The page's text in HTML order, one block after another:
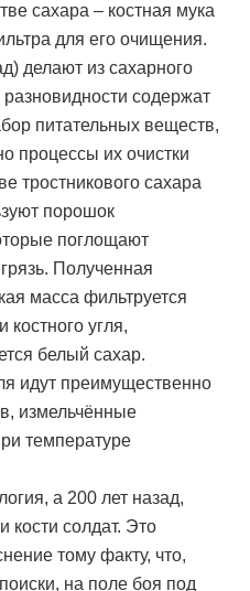
сахара – костная мука
для его очищения.
делают из сахарного
содержат
питательных веществ,
процессы их очистки
тростникового сахара
порошок
поглощают
Полученная
масса фильтруется
угля,
белый сахар.
идут преимущественно
измельчённые
температуре
а 200 лет назад,
кости солдат. Это
тому факту, что,
на поле боя под